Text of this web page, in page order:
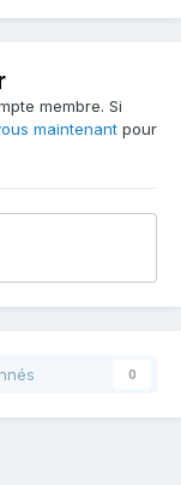
membre. Si
maintenant pour
0